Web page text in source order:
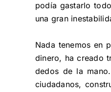
podía gastarlo
una gran
Nada tenemos en
dinero, ha creado
dedos de la
ciudadanos,